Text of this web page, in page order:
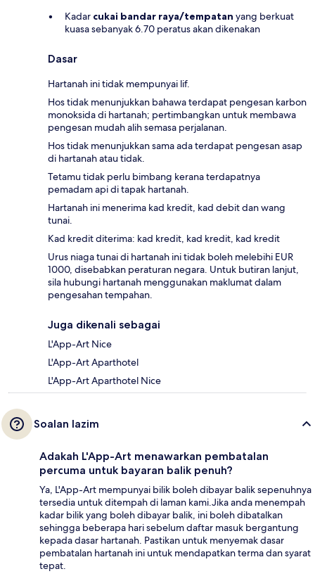
Kadar cukai bandar raya/tempatan yang berkuat
kuasa sebanyak 6.70 peratus akan dikenakan
Dasar
Hartanah ini tidak mempunyai lif.
Hos tidak menunjukkan bahawa terdapat pengesan karbon
monoksida di hartanah; pertimbangkan untuk membawa
pengesan mudah alih semasa perjalanan.
Hos tidak menunjukkan sama ada terdapat pengesan asap
di hartanah atau tidak.
Tetamu tidak perlu bimbang kerana terdapatnya
pemadam api di tapak hartanah.
Hartanah ini menerima kad kredit, kad debit dan wang
tunai.
Kad kredit diterima: kad kredit, kad kredit, kad kredit
Urus niaga tunai di hartanah ini tidak boleh melebihi EUR
1000, disebabkan peraturan negara. Untuk butiran lanjut,
sila hubungi hartanah menggunakan maklumat dalam
pengesahan tempahan.
Juga dikenali sebagai
L'App-Art Nice
L'App-Art Aparthotel
L'App-Art Aparthotel Nice
Soalan lazim
Adakah L'App-Art menawarkan pembatalan
percuma untuk bayaran balik penuh?
Ya, L'App-Art mempunyai bilik boleh dibayar balik sepenuhnya
tersedia untuk ditempah di laman kami.Jika anda menempah
kadar bilik yang boleh dibayar balik, ini boleh dibatalkan
sehingga beberapa hari sebelum daftar masuk bergantung
kepada dasar hartanah. Pastikan untuk menyemak dasar
pembatalan hartanah ini untuk mendapatkan terma dan syarat
tepat.